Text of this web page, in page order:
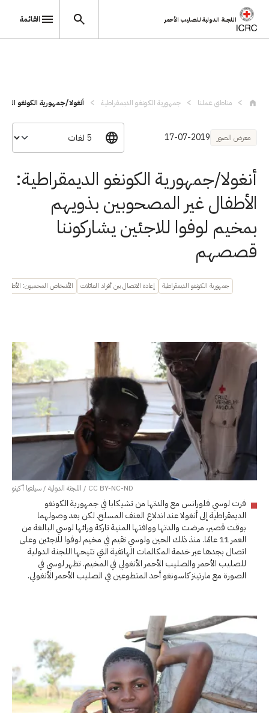
اللجنة الدولية للصليب الأحمر القائمة
مناطق عملنا جمهورية الكونغو الديمقراطية أنغولا/جمهورية الكونغو
معرض الصور 17-07-2019
أنغولا/جمهورية الكونغو الديمقراطية:
الأطفال غير المصحوبين بذويهم
بمخيم لوفوا للاجئين يشاركوننا
قصصهم
جمهورية الكونغو الديمقراطية إعادة الاتصال بين أفراد العائلات الأشخاص المحميون: الأطفال
CC BY-NC-ND / اللجنة الدولية / سيلفيا أكينو
فرت لوسي فلورانس مع والدتها من تشيكابا في جمهورية الكونغو
الديمقراطية إلى أنغولا عند اندلاع العنف المسلح. لكن بعد وصولهما
بوقت قصير، مرضت والدتها ووافتها المنية تاركة ورائها لوسي البالغة من
العمر 11 عامًا. منذ ذلك الحين ولوسي تقيم في مخيم لوفوا للاجئين وعلى
اتصال بجدها عبر خدمة المكالمات الهاتفية التي تتيحها اللجنة الدولية
للصليب الأحمر والصليب الأحمر الأنغولي في المخيم. تظهر لوسي في
الصورة مع مارتينز كاسونغو أحد المتطوعين في الصليب الأحمر الأنغولي.